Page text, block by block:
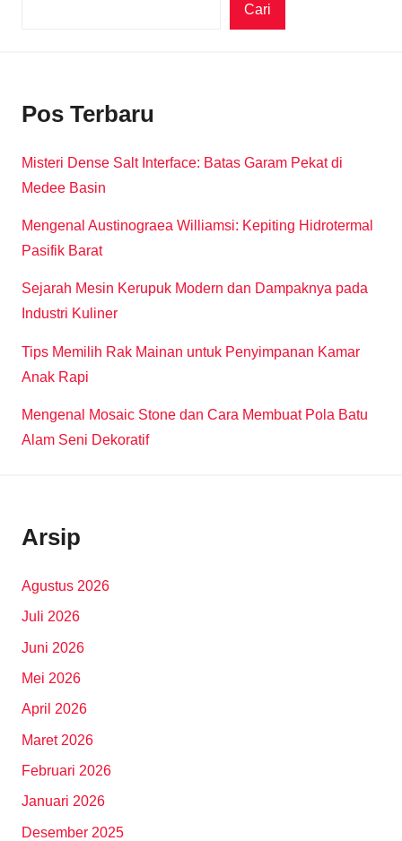
Cari
Pos Terbaru
Misteri Dense Salt Interface: Batas Garam Pekat di
Medee Basin
Mengenal Austinograea Williamsi: Kepiting Hidrotermal
Pasifik Barat
Sejarah Mesin Kerupuk Modern dan Dampaknya pada
Industri Kuliner
Tips Memilih Rak Mainan untuk Penyimpanan Kamar
Anak Rapi
Mengenal Mosaic Stone dan Cara Membuat Pola Batu
Alam Seni Dekoratif
Arsip
Agustus 2026
Juli 2026
Juni 2026
Mei 2026
April 2026
Maret 2026
Februari 2026
Januari 2026
Desember 2025